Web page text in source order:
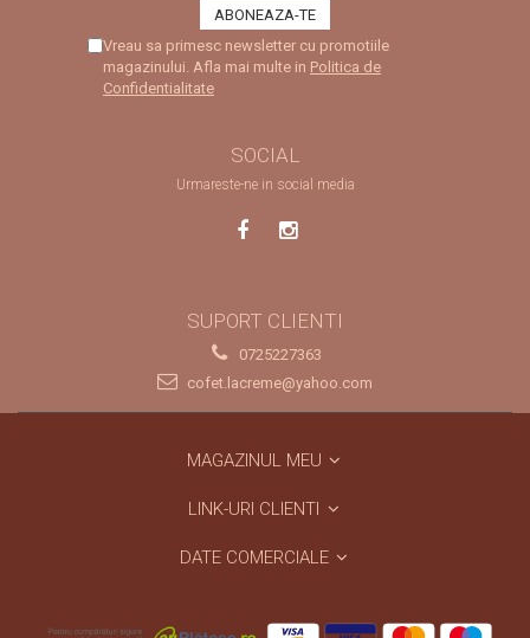
Vreau sa primesc newsletter cu promotiile
magazinului. Afla mai multe in Politica de
Confidentialitate
SOCIAL
Urmareste-ne in social media
SUPORT CLIENTI
0725227363
cofet.lacreme@yahoo.com
MAGAZINUL MEU
LINK-URI CLIENTI
DATE COMERCIALE